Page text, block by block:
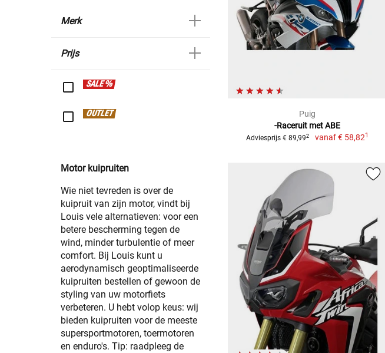
Merk
Prijs
SALE %
OUTLET
Motor kuipruiten
Wie niet tevreden is over de
kuipruit van zijn motor, vindt bij
Louis vele alternatieven: voor een
betere bescherming tegen de
wind, minder turbulentie of meer
comfort. Bij Louis kunt u
aerodynamisch geoptimaliseerde
kuipruiten bestellen of gewoon de
styling van uw motorfiets
verbeteren. U hebt volop keus: wij
bieden kuipruiten voor de meeste
supersportmotoren, toermotoren
en enduro's. Tip: raadpleeg de
Puig
-Raceruit met ABE
Adviesprijs € 89,992 vanaf€ 58,821